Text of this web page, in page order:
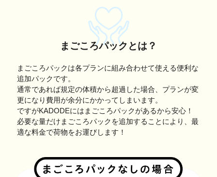
まごころパックとは？
まごころパックは各プランに組み合わせて使える便利な
追加パックです。
通常であれば規定の体積から超過した場合、プランが変
更になり費用が余分にかかってしまいます。
ですがKADODEにはまごころパックがあるから安心！
必要な量だけまごころパックを追加することにより、最
適な料金で荷物をお運びします！